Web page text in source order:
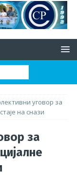
уговор за
на снази
за